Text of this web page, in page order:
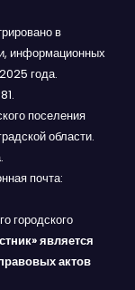
в
информационных
года.
поселения
области.
почта:
городского
является
актов